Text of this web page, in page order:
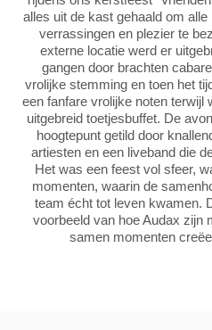
alles uit de kast gehaald om
verrassingen en plezier te
externe locatie werd er
gangen door brachten
vrolijke stemming en toen het
een fanfare vrolijke noten terwijl
uitgebreid toetjesbuffet. De
hoogtepunt getild door
artiesten en een liveband die
Het was een feest vol sfeer,
momenten, waarin de
team écht tot leven kwamen.
voorbeeld van hoe Audax zijn
samen momenten